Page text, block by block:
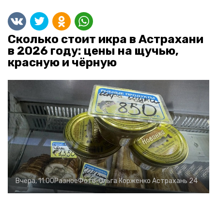
Сколько стоит икра в Астрахани
в 2026 году: цены на щучью,
красную и чёрную
Вчера, 11:00РазноеФото:Ольга Корженко Астрахань 24